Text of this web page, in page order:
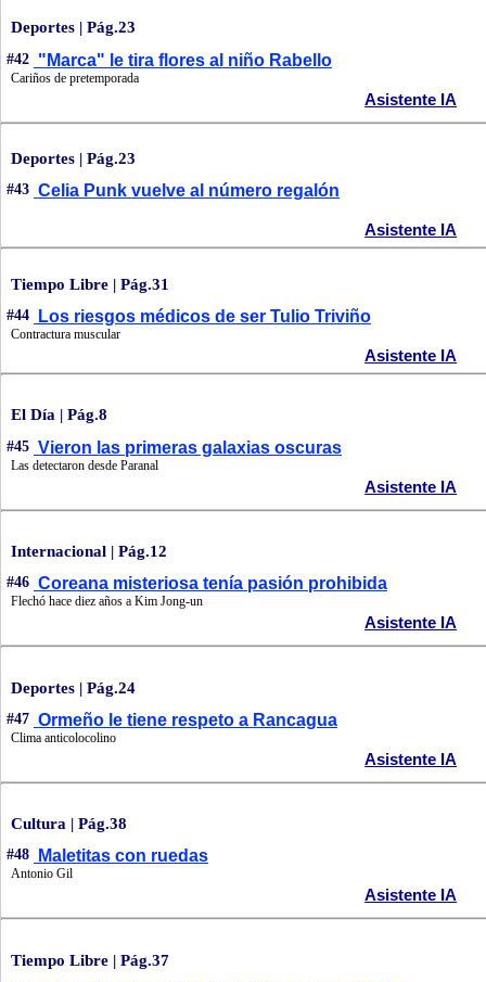
Deportes | Pág.23
#42 "Marca" le tira flores al niño Rabello
Cariños de pretemporada
Asistente IA
Deportes | Pág.23
#43 Celia Punk vuelve al número regalón
Asistente IA
Tiempo Libre | Pág.31
#44 Los riesgos médicos de ser Tulio Triviño
Contractura muscular
Asistente IA
El Día | Pág.8
#45 Vieron las primeras galaxias oscuras
Las detectaron desde Paranal
Asistente IA
Internacional | Pág.12
#46 Coreana misteriosa tenía pasión prohibida
Flechó hace diez años a Kim Jong-un
Asistente IA
Deportes | Pág.24
#47 Ormeño le tiene respeto a Rancagua
Clima anticolocolino
Asistente IA
Cultura | Pág.38
#48 Maletitas con ruedas
Antonio Gil
Asistente IA
Tiempo Libre | Pág.37